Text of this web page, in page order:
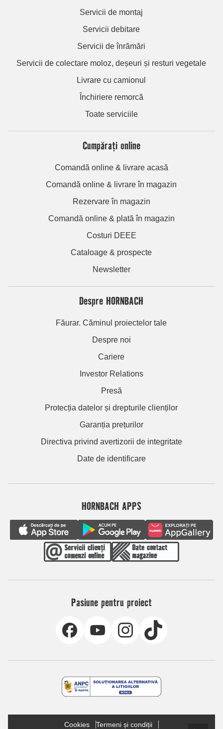
Servicii de montaj
Servicii debitare
Servicii de înrămări
Servicii de colectare moloz, deșeuri și resturi vegetale
Livrare cu camionul
Închiriere remorcă
Toate serviciile
Cumpărați online
Comandă online & livrare acasă
Comandă online & livrare în magazin
Rezervare în magazin
Comandă online & plată în magazin
Costuri DEEE
Cataloage & prospecte
Newsletter
Despre HORNBACH
Făurar. Căminul proiectelor tale
Despre noi
Cariere
Investor Relations
Presă
Protecția datelor și drepturile clienților
Garanția prețurilor
Directiva privind avertizorii de integritate
Date de identificare
HORNBACH APPS
Pasiune pentru proiect
Cookies
Termeni și condiții